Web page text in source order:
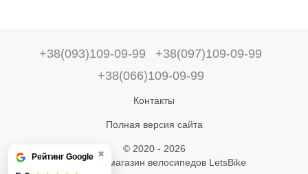
+38(093)109-09-99
+38(097)109-09-99
+38(066)109-09-99
Контакты
Полная версия сайта
© 2020 - 2026
Интернет-магазин велосипедов LetsBike
✖
Рейтинг Google